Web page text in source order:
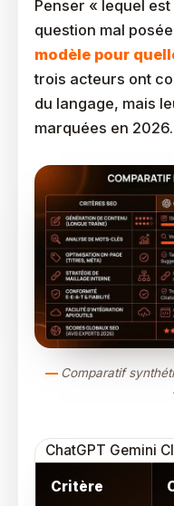
Penser « lequel
question mal
modèle pour
trois acteurs ont
du langage, mais
marquées en 2026.
Comparatif
ChatGPT Gemini
Critère